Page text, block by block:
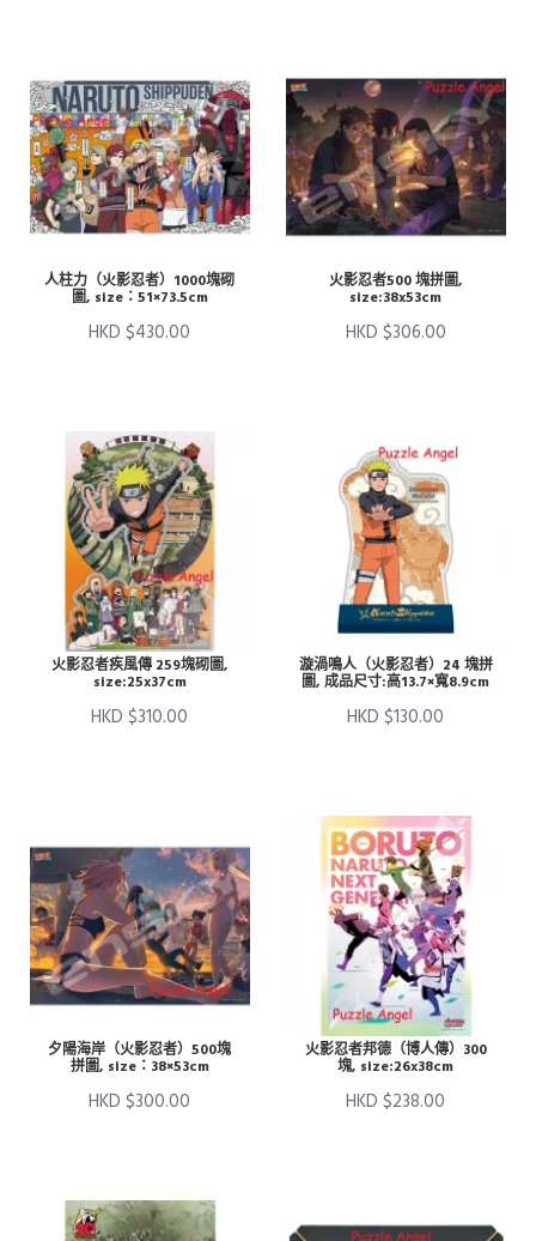
人柱力（火影忍者）1000塊砌
圖, size：51×73.5cm
HKD $430.00
火影忍者500 塊拼圖,
size:38x53cm
HKD $306.00
火影忍者疾風傳 259塊砌圖,
size:25x37cm
HKD $310.00
漩渦鳴人（火影忍者）24 塊拼
圖, 成品尺寸:高13.7×寬8.9cm
HKD $130.00
夕陽海岸（火影忍者）500塊
拼圖, size：38×53cm
HKD $300.00
火影忍者邦德（博人傳）300
塊, size:26x38cm
HKD $238.00